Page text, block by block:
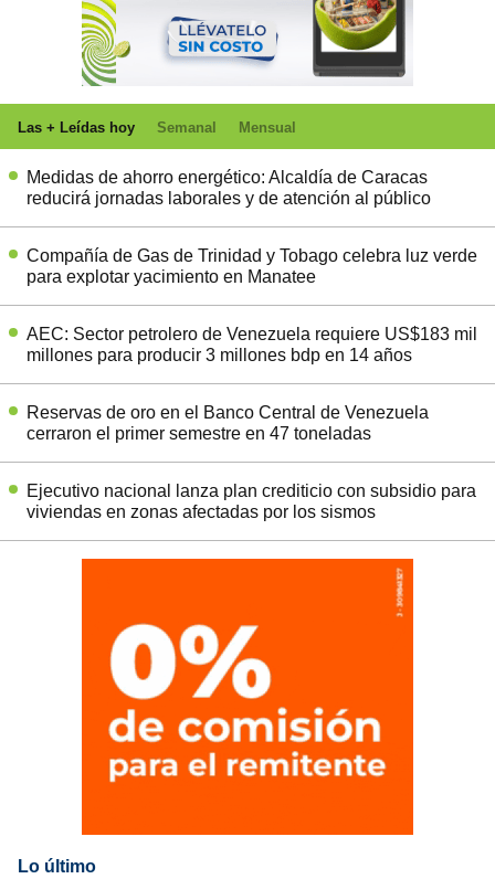
Las + Leídas hoy Semanal Mensual
Medidas de ahorro energético: Alcaldía de Caracas
reducirá jornadas laborales y de atención al público
Compañía de Gas de Trinidad y Tobago celebra luz verde
para explotar yacimiento en Manatee
AEC: Sector petrolero de Venezuela requiere US$183 mil
millones para producir 3 millones bdp en 14 años
Reservas de oro en el Banco Central de Venezuela
cerraron el primer semestre en 47 toneladas
Ejecutivo nacional lanza plan crediticio con subsidio para
viviendas en zonas afectadas por los sismos
Lo último